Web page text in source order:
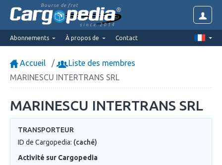
Bourse de fret
since 2014
Abonnements À propos de Contact
Accueil
Liste des membres
MARINESCU INTERTRANS SRL
MARINESCU INTERTRANS SRL
TRANSPORTEUR
ID de Cargopedia: (caché)
Activité sur Cargopedia